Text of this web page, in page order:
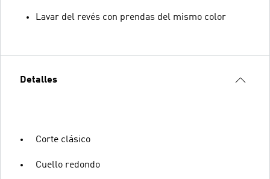
Lavar del revés con prendas del mismo color
Detalles
Corte clásico
Cuello redondo